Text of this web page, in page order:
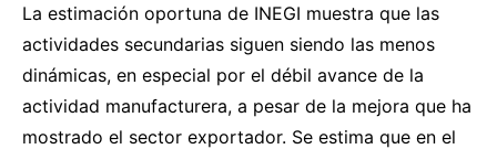
La estimación oportuna de INEGI muestra que las
actividades secundarias siguen siendo las menos
dinámicas, en especial por el débil avance de la
actividad manufacturera, a pesar de la mejora que ha
mostrado el sector exportador. Se estima que en el